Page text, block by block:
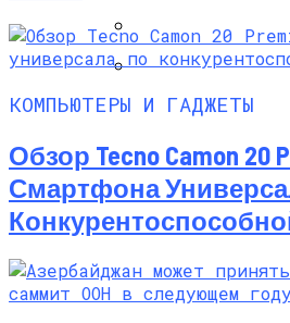
Нолито Перейдет
Найджел Сирс
Мэдисон Кис
КОМПЬЮТЕРЫ И ГАДЖЕТЫ
Обзор Tecno Camon 20
Смартфона